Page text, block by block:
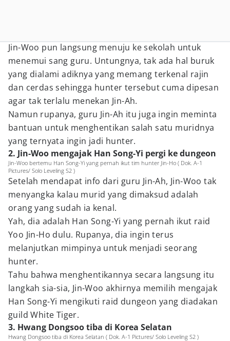
Jin-Woo pun langsung menuju ke sekolah untuk
menemui sang guru. Untungnya, tak ada hal buruk
yang dialami adiknya yang memang terkenal rajin
dan cerdas sehingga hunter tersebut cuma dipesan
agar tak terlalu menekan Jin-Ah.
Namun rupanya, guru Jin-Ah itu juga ingin meminta
bantuan untuk menghentikan salah satu muridnya
yang ternyata ingin jadi hunter.
2. Jin-Woo mengajak Han Song-Yi pergi ke dungeon
Jin-Woo bertemu Han Song-Yi yang pernah ikut tim hunter Jin-Ho ( Dok. A-1
Pictures/ Solo Leveling S2 )
Setelah mendapat info dari guru Jin-Ah, Jin-Woo tak
menyangka kalau murid yang dimaksud adalah
orang yang sudah ia kenal.
Yah, dia adalah Han Song-Yi yang pernah ikut raid
Yoo Jin-Ho dulu. Rupanya, dia ingin terus
melanjutkan mimpinya untuk menjadi seorang
hunter.
Tahu bahwa menghentikannya secara langsung itu
langkah sia-sia, Jin-Woo akhirnya memilih mengajak
Han Song-Yi mengikuti raid dungeon yang diadakan
guild White Tiger.
3. Hwang Dongsoo tiba di Korea Selatan
Hwang Dongsoo tiba di Korea Selatan ( Dok. A-1 Pictures/ Solo Leveling S2 )